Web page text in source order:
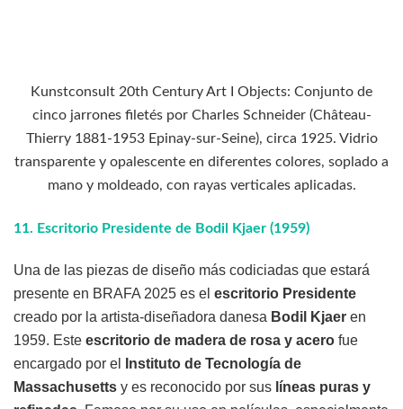
Kunstconsult 20th Century Art I Objects: Conjunto de
cinco jarrones filetés por Charles Schneider (Château-
Thierry 1881-1953 Epinay-sur-Seine), circa 1925. Vidrio
transparente y opalescente en diferentes colores, soplado a
mano y moldeado, con rayas verticales aplicadas.
11. Escritorio Presidente de Bodil Kjaer (1959)
Una de las piezas de diseño más codiciadas que estará
presente en BRAFA 2025 es el escritorio Presidente
creado por la artista-diseñadora danesa Bodil Kjaer en
1959. Este escritorio de madera de rosa y acero fue
encargado por el
Instituto de Tecnología de
Massachusetts y es reconocido por sus líneas puras y